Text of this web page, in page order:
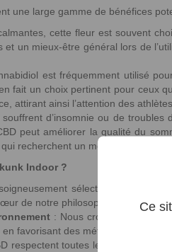
une large gamme de bénéfices
cette fleur est souvent
un mieux-être général lors de
est fréquemment utilisé
fait un choix pertinent pour ceux
attirant ainsi l’attention des athlètes.
d’insomnie ou de
peut améliorer la qualité du
recherchent un moyen naturel
Indoor ?
sélectionnée et
de notre philosophie, vous
: Nous croyons
favorisant des méthodes
respectent toutes les régulations
Ce